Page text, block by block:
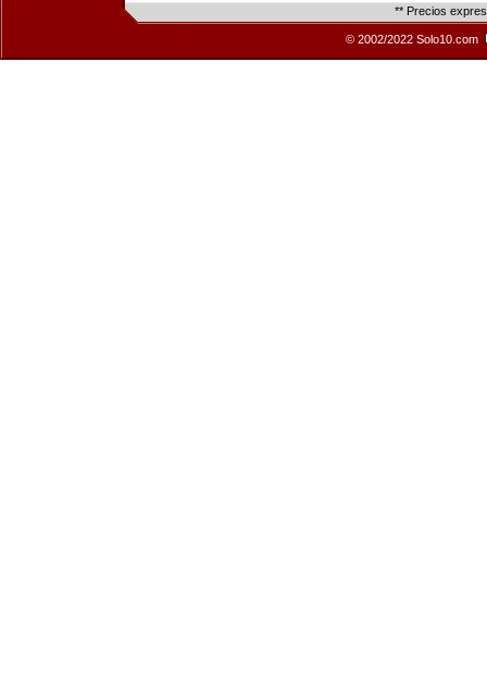
** Precios
© 2002/2022 Solo10.com